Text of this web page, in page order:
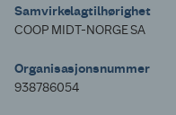
Samvirkelagtilhørighet
COOP MIDT-NORGE SA
Organisasjonsnummer
938786054